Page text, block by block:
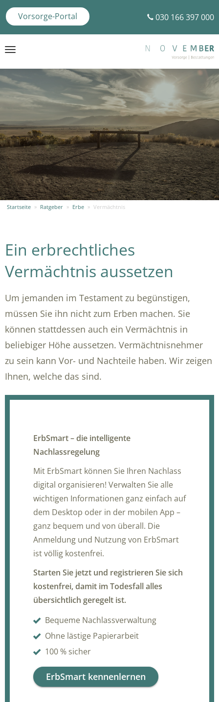
030 166 397 000
Vorsorge-Portal
Toggle
Startseite » Ratgeber » Erbe » Vermächtnis
Ein erbrechtliches
Vermächtnis aussetzen
Um jemanden im Testament zu begünstigen,
müssen Sie ihn nicht zum Erben machen. Sie
können stattdessen auch ein Vermächtnis in
beliebiger Höhe aussetzen. Vermächtnisnehmer
zu sein kann Vor- und Nachteile haben. Wir zeigen
Ihnen, welche das sind.
ErbSmart – die intelligente
Nachlassregelung
Mit ErbSmart können Sie Ihren Nachlass
digital organisieren! Verwalten Sie alle
wichtigen Informationen ganz einfach auf
dem Desktop oder in der mobilen App –
ganz bequem und von überall. Die
Anmeldung und Nutzung von ErbSmart
ist völlig kostenfrei.
Starten Sie jetzt und registrieren Sie sich
kostenfrei, damit im Todesfall alles
übersichtlich geregelt ist.
Bequeme Nachlassverwaltung
Ohne lästige Papierarbeit
100 % sicher
ErbSmart kennenlernen